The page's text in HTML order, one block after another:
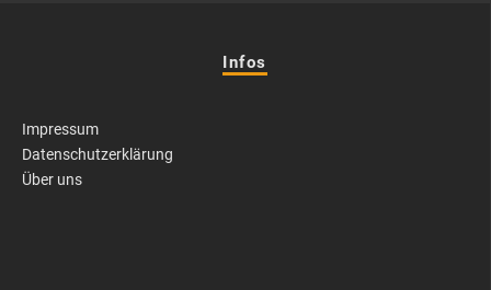
Infos
Impressum
Datenschutzerklärung
Über uns